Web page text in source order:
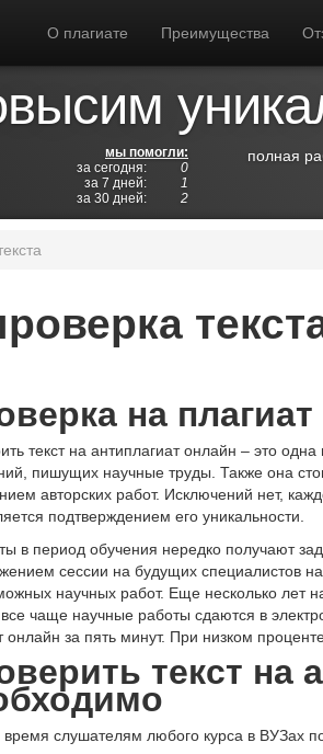
О плагиате Преимущества
мы помогли:
за сегодня:
0
за 7 дней:
1
за 30 дней:
2
полная
на
текст на антиплагиат онлайн – это
пишущих научные труды. Также она
авторских работ. Исключений нет,
подтверждением его уникальности.
в период обучения нередко получают
сессии на будущих специалистов
научных работ. Еще несколько лет
чаще научные работы сдаются в
онлайн за пять минут. При низком
текст на
слушателям любого курса в ВУЗах